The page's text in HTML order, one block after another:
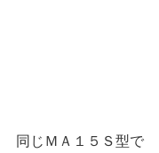
同じＭＡ１５Ｓ型で